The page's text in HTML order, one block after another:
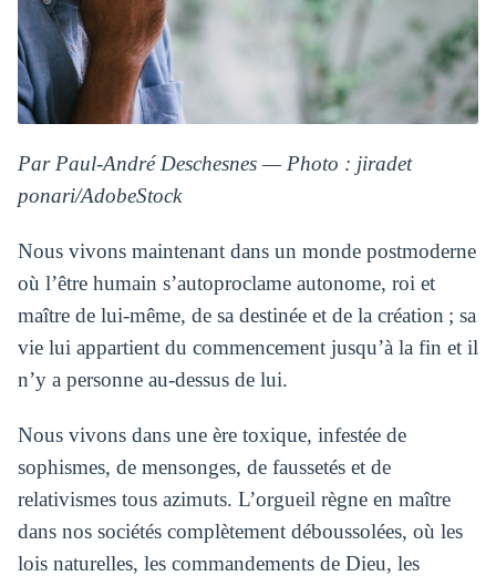
Par Paul-André Deschesnes — Photo : jiradet
ponari/AdobeStock
Nous vivons maintenant dans un monde postmoderne
où l’être humain s’autoproclame autonome, roi et
maître de lui-même, de sa destinée et de la création ; sa
vie lui appartient du commencement jusqu’à la fin et il
n’y a personne au-dessus de lui.
Nous vivons dans une ère toxique, infestée de
sophismes, de mensonges, de faussetés et de
relativismes tous azimuts. L’orgueil règne en maître
dans nos sociétés complètement déboussolées, où les
lois naturelles, les commandements de Dieu, les